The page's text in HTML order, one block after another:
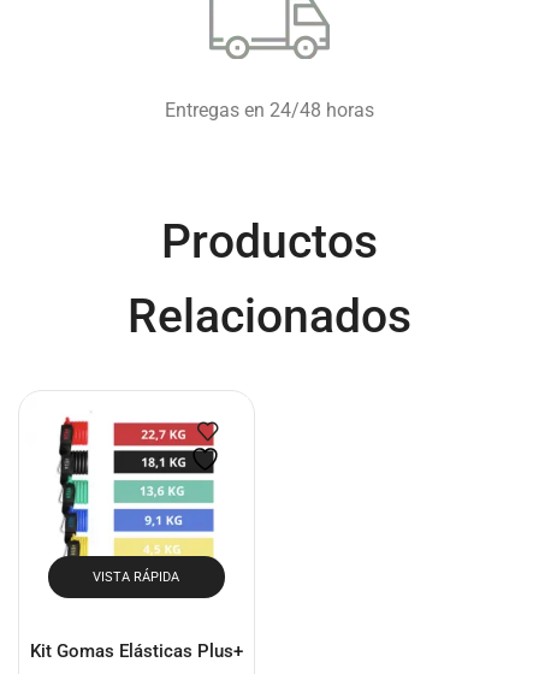
Entregas en 24/48 horas
Productos
Relacionados
VISTA RÁPIDA
Kit Gomas Elásticas Plus+